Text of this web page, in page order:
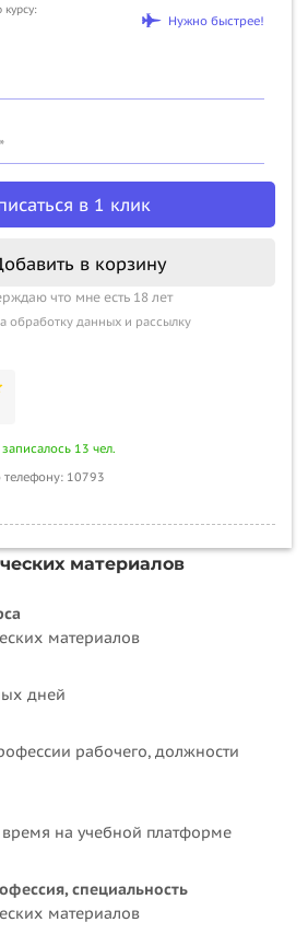
курсу:
Нужно быстрее!
в 1 клик
в корзину
что мне есть 18 лет
обработку данных и рассылку
13 чел.
телефону: 10793
материалов
материалов
дней
рабочего, должности
на учебной платформе
специальность
материалов